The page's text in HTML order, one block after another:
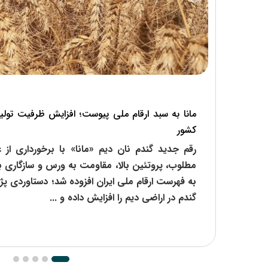
مانا به سبد ارقام ملی پیوست؛ افزایش ظرفیت
کشور
رقم جدید گندم نان دیم «مانا» با برخورداری از
مطلوب، پروتئین بالا، مقاومت به ورس و سازگاری
به فهرست ارقام ملی ایران افزوده شد؛ دستاوردی
گندم در اراضی دیم را افزایش داده و ...